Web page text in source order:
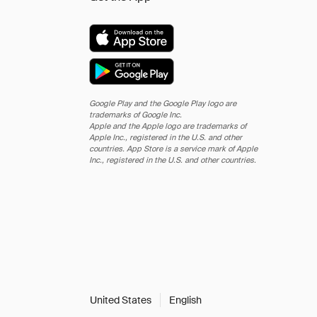
Google Play and the Google Play logo are
trademarks of Google Inc.
Apple and the Apple logo are trademarks of
Apple Inc., registered in the U.S. and other
countries. App Store is a service mark of Apple
Inc., registered in the U.S. and other countries.
United States English